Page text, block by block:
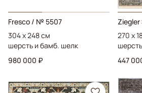
Fresco / № 5507
304 x 248 см
шерсть и бамб. шелк
980 000 ₽
Ziegler
270 x
шерсть
447